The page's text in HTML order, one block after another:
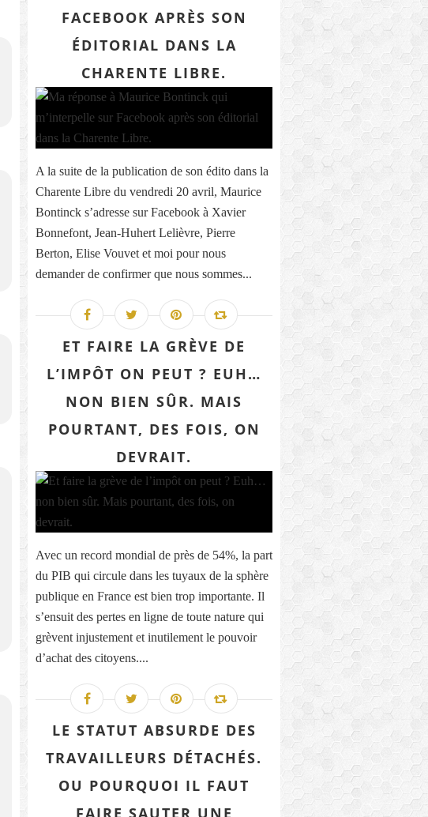
FACEBOOK APRÈS SON
ÉDITORIAL DANS LA
CHARENTE LIBRE.
A la suite de la publication de son édito dans la
Charente Libre du vendredi 20 avril, Maurice
Bontinck s’adresse sur Facebook à Xavier
Bonnefont, Jean-Huhert Lelièvre, Pierre
Berton, Elise Vouvet et moi pour nous
demander de confirmer que nous sommes...
ET FAIRE LA GRÈVE DE
L’IMPÔT ON PEUT ? EUH…
NON BIEN SÛR. MAIS
POURTANT, DES FOIS, ON
DEVRAIT.
Avec un record mondial de près de 54%, la part
du PIB qui circule dans les tuyaux de la sphère
publique en France est bien trop importante. Il
s’ensuit des pertes en ligne de toute nature qui
grèvent injustement et inutilement le pouvoir
d’achat des citoyens....
LE STATUT ABSURDE DES
TRAVAILLEURS DÉTACHÉS.
OU POURQUOI IL FAUT
FAIRE SAUTER UNE